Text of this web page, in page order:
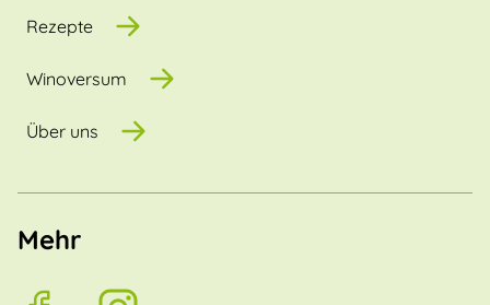
Rezepte
Winoversum
Über uns
Mehr